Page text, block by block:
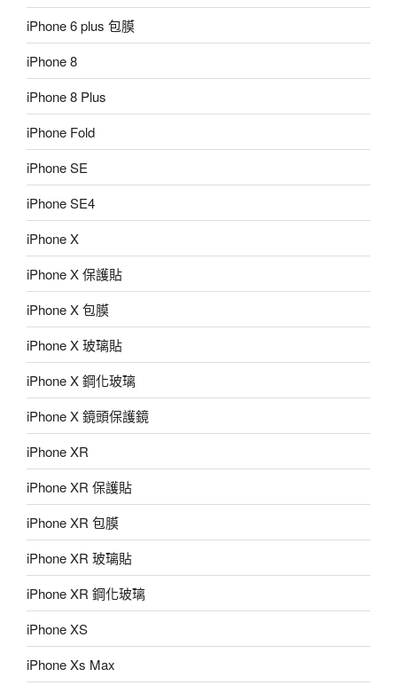
iPhone 6 plus 包膜
iPhone 8
iPhone 8 Plus
iPhone Fold
iPhone SE
iPhone SE4
iPhone X
iPhone X 保護貼
iPhone X 包膜
iPhone X 玻璃貼
iPhone X 鋼化玻璃
iPhone X 鏡頭保護鏡
iPhone XR
iPhone XR 保護貼
iPhone XR 包膜
iPhone XR 玻璃貼
iPhone XR 鋼化玻璃
iPhone XS
iPhone Xs Max